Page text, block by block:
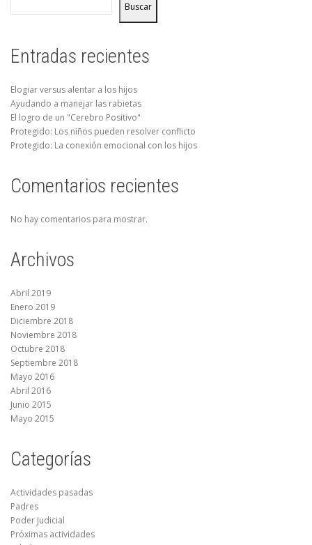
Buscar
Entradas recientes
Elogiar versus alentar a los hijos
Ayudando a manejar las rabietas
El logro de un "Cerebro Positivo"
Protegido: Los niños pueden resolver conflicto
Protegido: La conexión emocional con los hijos
Comentarios recientes
No hay comentarios para mostrar.
Archivos
Abril 2019
Enero 2019
Diciembre 2018
Noviembre 2018
Octubre 2018
Septiembre 2018
Mayo 2016
Abril 2016
Junio 2015
Mayo 2015
Categorías
Actividades pasadas
Padres
Poder Judicial
Próximas actividades